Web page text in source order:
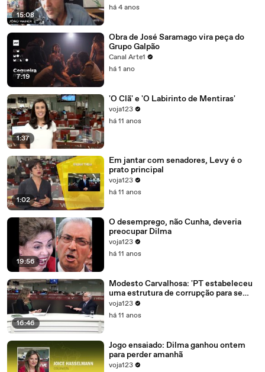
15:08
há 4 anos
7:19
Obra de José Saramago vira peça do
Grupo Galpão
Canal Arte1
há 1 ano
1:37
'O Clã' e 'O Labirinto de Mentiras'
voja123
há 11 anos
1:02
Em jantar com senadores, Levy é o
prato principal
voja123
há 11 anos
19:56
O desemprego, não Cunha, deveria
preocupar Dilma
voja123
há 11 anos
16:46
Modesto Carvalhosa: 'PT estabeleceu
uma estrutura de corrupção para se
manter no poder'
voja123
há 11 anos
Jogo ensaiado: Dilma ganhou ontem
para perder amanhã
voja123